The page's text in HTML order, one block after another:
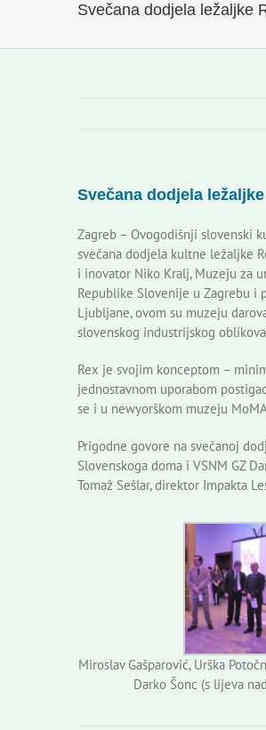
Svečana dodjela ležaljke
Svečana dodjela
Zagreb – Ovogodišnji slovenski
svečana dodjela kultne ležaljke
i inovator Niko Kralj, Muzeju za
Republike Slovenije u Zagrebu i
Ljubljane, ovom su muzeju
slovenskog industrijskog
Rex je svojim konceptom –
jednostavnom uporabom
se i u newyorškom muzeju
Prigodne govore na svečanoj
Slovenskoga doma i VSNM GZ
Tomaž Sešlar, direktor Impakta
Miroslav Gašparović, Urška
Darko Šonc (s lijeva